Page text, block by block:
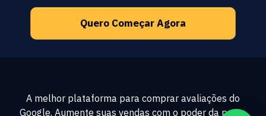
Quero Começar Agora
A melhor plataforma para comprar avaliações do
Google. Aumente suas vendas com o poder da prova